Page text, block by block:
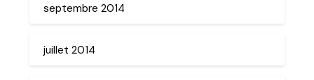
septembre 2014
juillet 2014